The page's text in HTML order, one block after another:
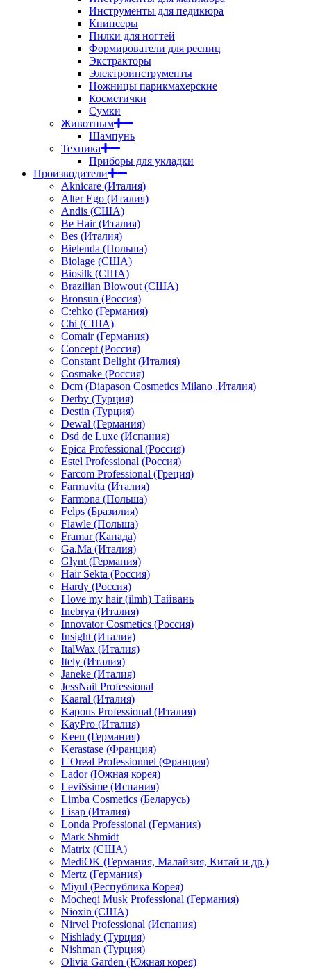
Инструменты для педикюра
Книпсеры
Пилки для ногтей
Формирователи для ресниц
Экстракторы
Электроинструменты
Ножницы парикмахерские
Косметички
Сумки
Животным
Шампунь
Техника
Приборы для укладки
Производители
Aknicare (Италия)
Alter Ego (Италия)
Andis (США)
Be Hair (Италия)
Bes (Италия)
Bielenda (Польша)
Biolage (США)
Biosilk (США)
Brazilian Blowout (США)
Bronsun (Россия)
C:ehko (Германия)
Chi (США)
Comair (Германия)
Concept (Россия)
Constant Delight (Италия)
Cosmake (Россия)
Dcm (Diapason Cosmetics Milano ,Италия)
Derby (Турция)
Destin (Турция)
Dewal (Германия)
Dsd de Luxe (Испания)
Epica Professional (Россия)
Estel Professional (Россия)
Farcom Professional (Греция)
Farmavita (Италия)
Farmona (Польша)
Felps (Бразилия)
Flawle (Польша)
Framar (Канада)
Ga.Ma (Италия)
Glynt (Германия)
Hair Sekta (Россия)
Hardy (Россия)
I love my hair (ilmh) Тайвань
Inebrya (Италия)
Innovator Cosmetics (Россия)
Insight (Италия)
ItalWax (Италия)
Itely (Италия)
Janeke (Италия)
JessNail Professional
Kaaral (Италия)
Kapous Professional (Италия)
KayPro (Италия)
Keen (Германия)
Kerastase (Франция)
L'Oreal Professionnel (Франция)
Lador (Южная корея)
LeviSsime (Испания)
Limba Cosmetics (Беларусь)
Lisap (Италия)
Londa Professional (Германия)
Mark Shmidt
Matrix (США)
MediOK (Германия, Малайзия, Китай и др.)
Mertz (Германия)
Miyul (Республика Корея)
Mocheqi Musk Professional (Германия)
Nioxin (США)
Nirvel Professional (Испания)
Nishlady (Турция)
Nishman (Турция)
Olivia Garden (Южная корея)